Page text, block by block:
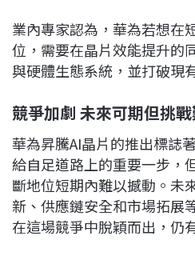
業內專家認為，華為若想在
位，需要在晶片效能提升的
與硬體生態系統，並打破現
競爭加劇 未來可期但挑
華為昇騰AI晶片的推出標誌
給自足道路上的重要一步，
斷地位短期內難以撼動。未
新、供應鏈安全和市場拓展
在這場競爭中脫穎而出，仍